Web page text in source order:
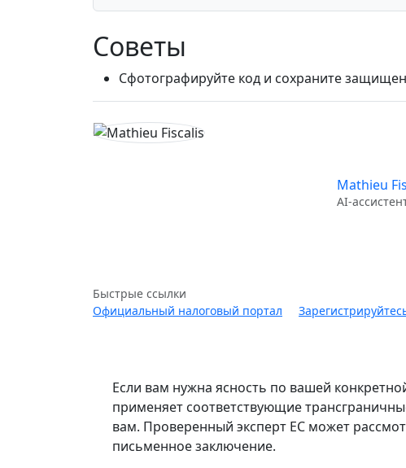
Советы
Сфотографируйте код и сохраните
Mathieu
AI-
Быстрые ссылки
Официальный налоговый портал
Если вам нужна ясность по вашей
применяет соответствующие
вам. Проверенный эксперт ЕС может
письменное заключение.